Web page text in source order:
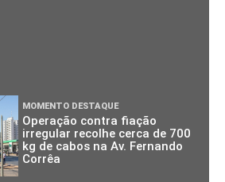
MOMENTO DESTAQUE
Operação contra fiação
irregular recolhe cerca de 700
kg de cabos na Av. Fernando
Corrêa